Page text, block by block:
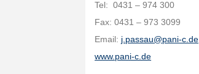
Tel: 0431 – 974 300
Fax: 0431 – 973 3099
Email: j.passau@pani-c.de
www.pani-c.de